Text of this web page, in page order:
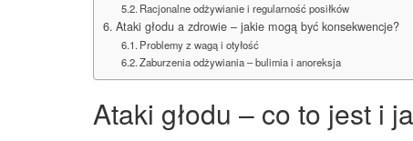
Racjonalne odżywianie i regularność posiłków
Ataki głodu a zdrowie – jakie mogą być konsekwencje?
Problemy z wagą i otyłość
Zaburzenia odżywiania – bulimia i anoreksja
Ataki głodu – co to jest i